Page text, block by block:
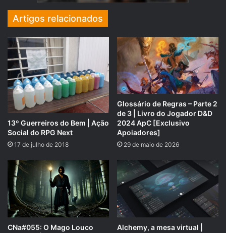
Nesses epílogos, nos preparamos
para o final que se seguirá.
Calendário de Damocles:
Época do ano: Inverno
Dia: 22
Mês:07 Mês de Concur
Ano: 1917 AB (anos de Bragança) ou 11004 CI
(contagem Imperial)
Algumas semanas após os últimos acontecimentos.
Contagem dos anos:
Os reinos de Damocles contam os anos de maneira
diferente:
Artigos relacionados
13º Guerreiros do Bem | Ação
Social do RPG Next
17 de julho de 2018
Glossário de Regras – Parte 2
de 3 | Livro do Jogador D&D
2024 ApC [Exclusivo
Apoiadores]
29 de maio de 2026
CNa#055: O Mago Louco
Alchemy, a mesa virtual |